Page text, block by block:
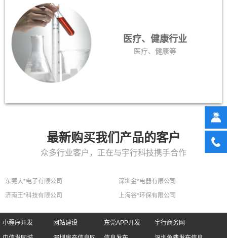
医疗、健康行业
医疗、健康等
最新购买我们产品的客户
众多行业客户，正在与宇行科技携手合作
东莞大*电子有限公司
深圳金*电器有限公司
济南王*科技有限公司
上海谷*环保有限公司
小程序开发 网站建设 东莞APP开发 宇行商务网